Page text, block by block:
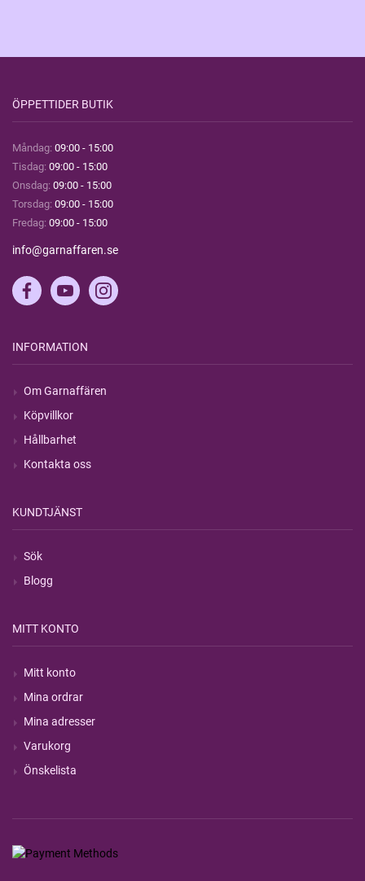
ÖPPETTIDER BUTIK
Måndag: 09:00 - 15:00
Tisdag: 09:00 - 15:00
Onsdag: 09:00 - 15:00
Torsdag: 09:00 - 15:00
Fredag: 09:00 - 15:00
info@garnaffaren.se
INFORMATION
Om Garnaffären
Köpvillkor
Hållbarhet
Kontakta oss
KUNDTJÄNST
Sök
Blogg
MITT KONTO
Mitt konto
Mina ordrar
Mina adresser
Varukorg
Önskelista